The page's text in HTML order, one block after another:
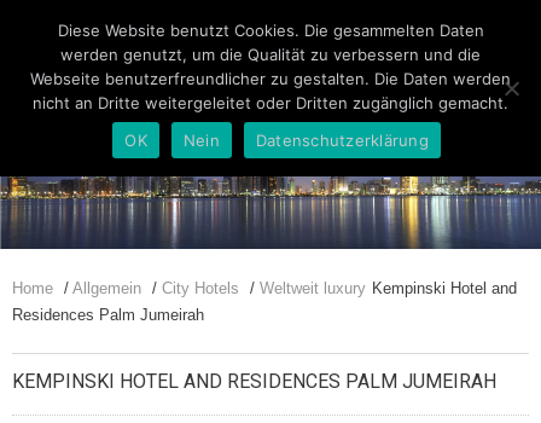
Home / Allgemein / City Hotels / Weltweit luxury Kempinski Hotel and
Residences Palm Jumeirah
KEMPINSKI HOTEL AND RESIDENCES PALM JUMEIRAH
Diese Website benutzt Cookies. Die gesammelten Daten
werden genutzt, um die Qualität zu verbessern und die
Webseite benutzerfreundlicher zu gestalten. Die Daten werden
nicht an Dritte weitergeleitet oder Dritten zugänglich gemacht.
OK
Nein Datenschutzerklärung